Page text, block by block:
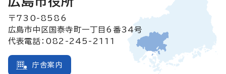
〒730-8586
広島市中区国泰寺町一丁目6番34号
代表電話：082-245-2111
庁舎案内